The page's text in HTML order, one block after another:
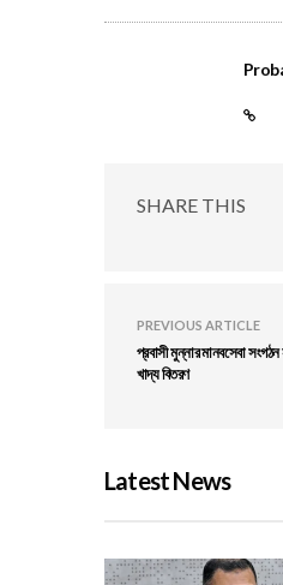
SHARE THIS
PREVIOUS ARTICLE
প্রবাসী মুন্নার মানবসেবা
খাদ্য বিতরণ
Latest News